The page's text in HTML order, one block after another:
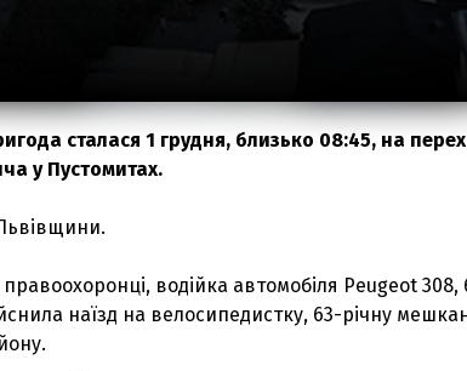
сталася 1 грудня, близько 08:45, на
у Пустомитах.
водійка автомобіля Peugeot 308,
наїзд на велосипедистку, 63-річну